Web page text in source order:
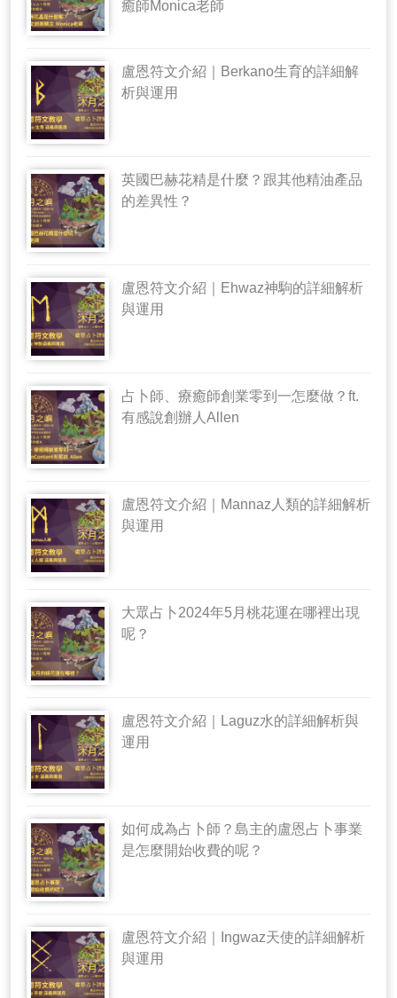
癒師Monica老師
盧恩符文介紹｜Berkano生育的詳細解
析與運用
英國巴赫花精是什麼？跟其他精油產品
的差異性？
盧恩符文介紹｜Ehwaz神駒的詳細解析
與運用
占卜師、療癒師創業零到一怎麼做？ft.
有感說創辦人Allen
盧恩符文介紹｜Mannaz人類的詳細解析
與運用
大眾占卜2024年5月桃花運在哪裡出現
呢？
盧恩符文介紹｜Laguz水的詳細解析與
運用
如何成為占卜師？島主的盧恩占卜事業
是怎麼開始收費的呢？
盧恩符文介紹｜Ingwaz天使的詳細解析
與運用